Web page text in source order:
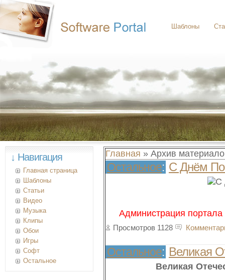
Шаблоны
Главная » Архив
Остальное: С Днём
Администрация
Просмотров 1128
Остальное: Великая
Великая
↓ Навигация
Главная страница
Шаблоны
Статьи
Видео
Музыка
Клипы
Обои
Игры
Софт
Остальное